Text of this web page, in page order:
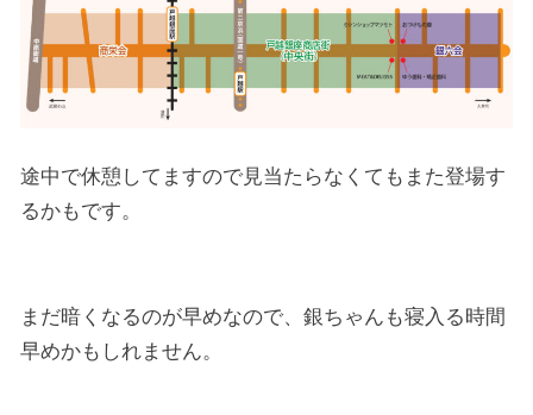
途中で休憩してますので見当たらなくてもまた登場す
るかもです。
まだ暗くなるのが早めなので、銀ちゃんも寝入る時間
早めかもしれません。